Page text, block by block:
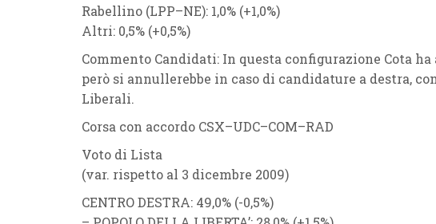
Rabellino (LPP–NE): 1,0% (+1,0%)
Altri: 0,5% (+0,5%)
Commento Candidati: In questa configurazione Cota ha
però si annullerebbe in caso di candidature a destra,
Liberali.
Corsa con accordo CSX–UDC–COM–RAD
Voto di Lista
(var. rispetto al 3 dicembre 2009)
CENTRO DESTRA: 49,0% (-0,5%)